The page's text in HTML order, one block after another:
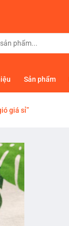
Sản phẩm
giá sỉ”